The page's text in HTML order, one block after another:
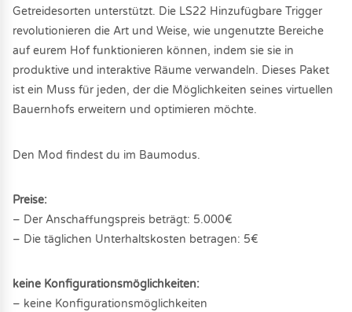
Getreidesorten unterstützt. Die LS22 Hinzufügbare Trigger
revolutionieren die Art und Weise, wie ungenutzte Bereiche
auf eurem Hof funktionieren können, indem sie sie in
produktive und interaktive Räume verwandeln. Dieses Paket
ist ein Muss für jeden, der die Möglichkeiten seines virtuellen
Bauernhofs erweitern und optimieren möchte.
Den Mod findest du im Baumodus.
Preise:
– Der Anschaffungspreis beträgt: 5.000€
– Die täglichen Unterhaltskosten betragen: 5€
keine Konfigurationsmöglichkeiten:
– keine Konfigurationsmöglichkeiten